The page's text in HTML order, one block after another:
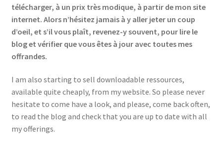
télécharger, à un prix très modique, à partir de mon site
internet. Alors n’hésitez jamais à y aller jeter un coup
d’oeil, et s’il vous plaît, revenez-y souvent, pour lire le
blog et vérifier que vous êtes à jour avec toutes mes
offrandes.
I am also starting to sell downloadable ressources,
available quite cheaply, from my website. So please never
hesitate to come have a look, and please, come back often,
to read the blog and check that you are up to date with all
my offerings.